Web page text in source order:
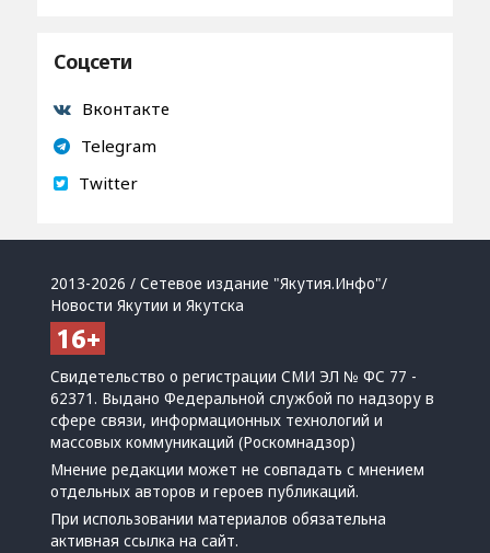
Соцсети
Вконтакте
Telegram
Twitter
2013-2026 / Сетевое издание "Якутия.Инфо"/
Новости Якутии и Якутска
Свидетельство о регистрации СМИ ЭЛ № ФС 77 -
62371. Выдано Федеральной службой по надзору в
сфере связи, информационных технологий и
массовых коммуникаций (Роскомнадзор)
Мнение редакции может не совпадать с мнением
отдельных авторов и героев публикаций.
При использовании материалов обязательна
активная ссылка на сайт.